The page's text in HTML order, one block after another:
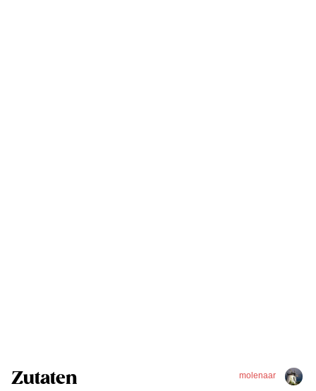
molenaar
Zutaten